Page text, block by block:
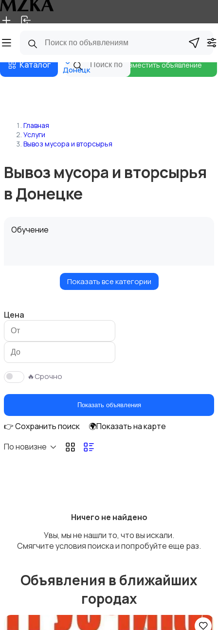
Главная Магазины
Каталог Донецк
Разместить объявление
Главная
Услуги
Вывоз мусора и вторсырья
Вывоз мусора и вторсырья
в Донецке
Обучение
Красота и здоровье
Ремонт и строительство
Компьютерные услуги
Показать все категории
Цена
🔥Срочно
Показать объявления
👉 Сохранить поиск
🌍Показать на карте
По новизне
Ничего не найдено
Увы, мы не нашли то, что вы искали.
Смягчите условия поиска и попробуйте еще раз.
Объявления в ближайших
городах